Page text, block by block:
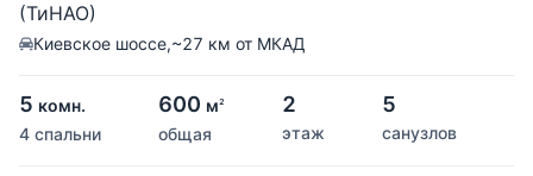
(ТиНАО)
Киевское шоссе,~27 км от МКАД
5 комн.
4 спальни
600 м2
общая
2
этаж
5
санузлов